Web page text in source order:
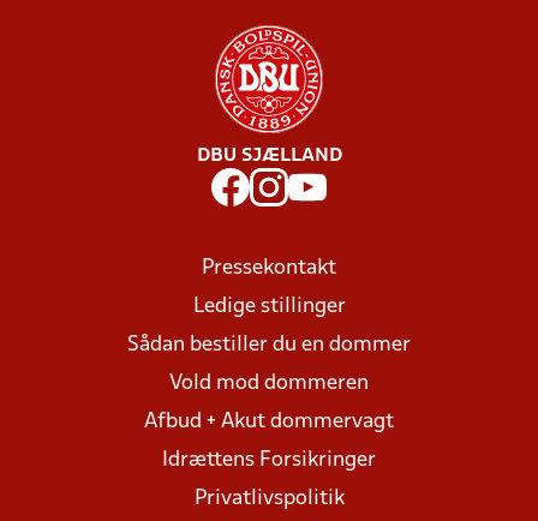
DBU SJÆLLAND
Pressekontakt
Ledige stillinger
Sådan bestiller du en dommer
Vold mod dommeren
Afbud + Akut dommervagt
Idrættens Forsikringer
Privatlivspolitik